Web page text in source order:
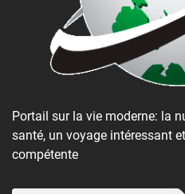
Portail sur la vie moderne: la
santé, un voyage intéressant
compétente